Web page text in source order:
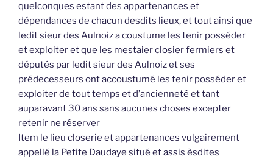
quelconques estant des appartenances et
dépendances de chacun desdits lieux, et tout ainsi que
ledit sieur des Aulnoiz a coustume les tenir posséder
et exploiter et que les mestaier closier fermiers et
députés par ledit sieur des Aulnoiz et ses
prédecesseurs ont accoustumé les tenir posséder et
exploiter de tout temps et d’ancienneté et tant
auparavant 30 ans sans aucunes choses excepter
retenir ne réserver
Item le lieu closerie et appartenances vulgairement
appellé la Petite Daudaye situé et assis èsdites